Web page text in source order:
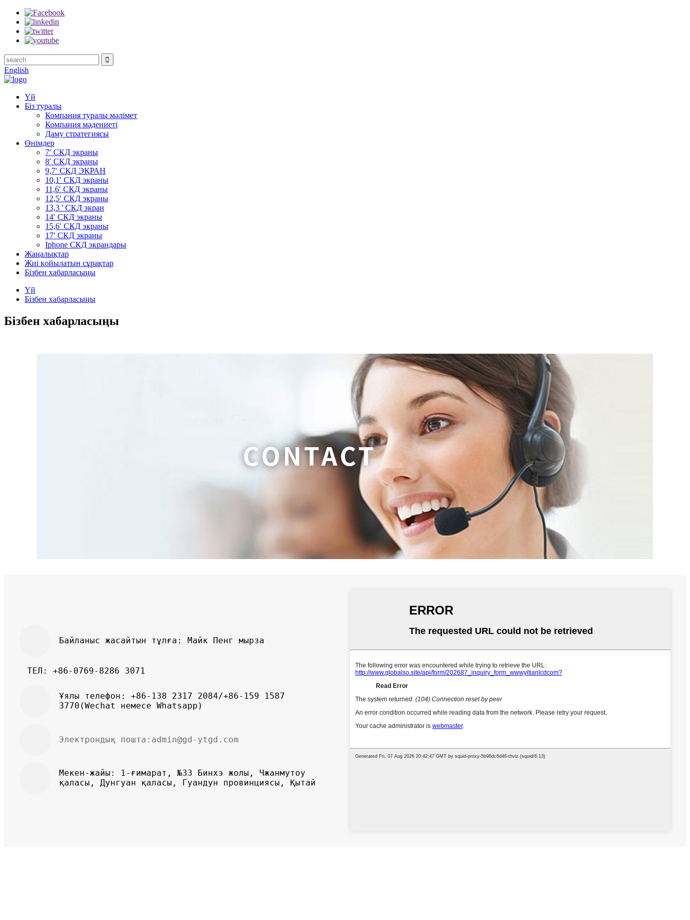
English
Үй
Біз туралы
Компания туралы мәлімет
Компания мәдениеті
Даму стратегиясы
Өнімдер
7′ СКД экраны
8′ СКД экраны
9,7′ СКД ЭКРАН
10,1′ СКД экраны
11,6′ СКД экраны
12,5′ СКД экраны
13,3 ' СКД экран
14′ СКД экраны
15,6′ СКД экраны
17′ СКД экраны
Iphone СКД экрандары
Жаңалықтар
Жиі қойылатын сұрақтар
Бізбен хабарласыңы
Үй
Бізбен хабарласыңы
Бізбен хабарласыңы
Байланыс жасайтын тұлға: Майк Пенг мырза
ТЕЛ: +86-0769-8286 3071
Ұялы телефон: +86-138 2317 2084/+86-159 1587
3770(Wechat немесе Whatsapp)
Электрондық пошта: admin@gd-ytgd.com
Мекен-жайы: 1-ғимарат, №33 Бинхэ жолы, Чжанмутоу
қаласы, Дунгуан қаласы, Гуандун провинциясы, Қытай